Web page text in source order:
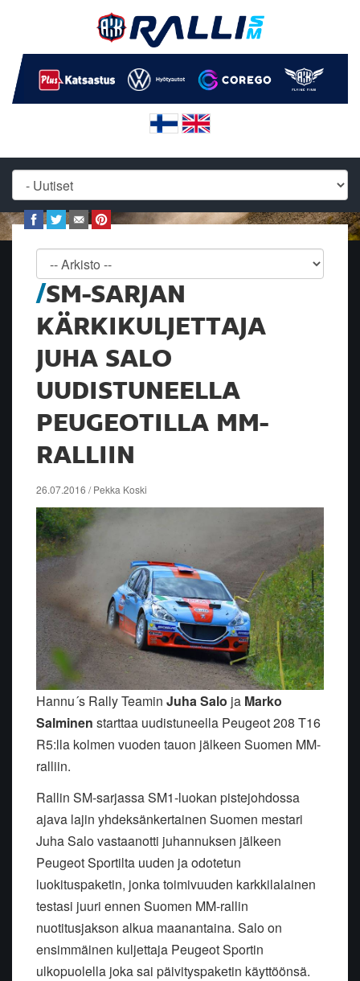
SM-SARJAN
KÄRKIKULJETTAJA
JUHA SALO
UUDISTUNEELLA
PEUGEOTILLA MM-
RALLIIN
26.07.2016 / Pekka Koski
Hannu´s Rally Teamin Juha Salo ja Marko
Salminen starttaa uudistuneella Peugeot 208 T16
R5:lla kolmen vuoden tauon jälkeen Suomen MM-
ralliin.
Rallin SM-sarjassa SM1-luokan pistejohdossa
ajava lajin yhdeksänkertainen Suomen mestari
Juha Salo vastaanotti juhannuksen jälkeen
Peugeot Sportilta uuden ja odotetun
luokituspaketin, jonka toimivuuden karkkilalainen
testasi juuri ennen Suomen MM-rallin
nuotitusjakson alkua maanantaina. Salo on
ensimmäinen kuljettaja Peugeot Sportin
ulkopuolella joka sai päivityspaketin käyttöönsä.